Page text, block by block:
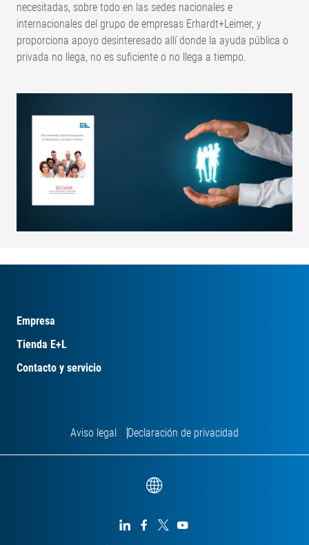
necesitadas, sobre todo en las sedes nacionales e
internacionales del grupo de empresas Erhardt+Leimer, y
proporciona apoyo desinteresado allí donde la ayuda pública o
privada no llega, no es suficiente o no llega a tiempo.
Empresa
Tienda E+L
Contacto y servicio
Aviso legal Declaración de privacidad
   